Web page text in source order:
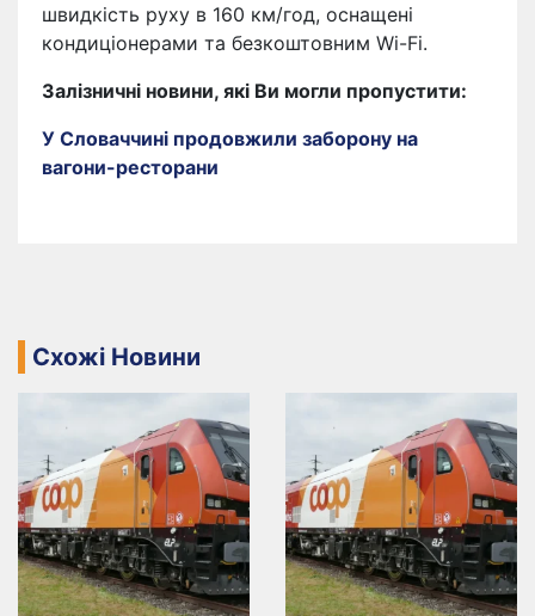
швидкість руху в 160 км/год, оснащені
кондиціонерами та безкоштовним Wi-Fi.
Залізничні новини, які Ви могли пропустити:
У Словаччині продовжили заборону на
вагони-ресторани
Схожі Новини